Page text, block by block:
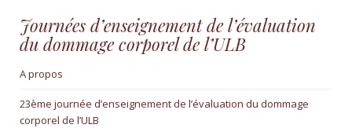
Journées d’enseignement de l’évaluation
du dommage corporel de l’ULB
A propos
23ème journée d’enseignement de l’évaluation du dommage
corporel de l’ULB